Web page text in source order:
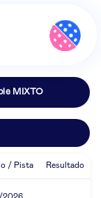
MIXTO
/ Pista Resultado